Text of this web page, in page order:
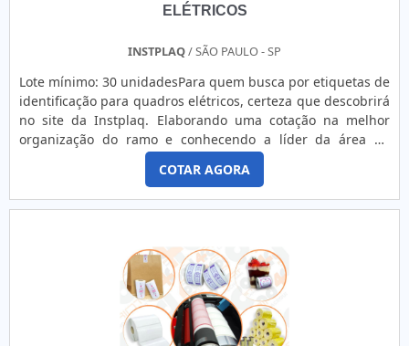
ELÉTRICOS
INSTPLAQ/ SÃO PAULO - SP
Lote mínimo: 30 unidadesPara quem busca por etiquetas de
identificação para quadros elétricos, certeza que descobrirá
no site da Instplaq. Elaborando uma cotação na melhor
organização do ramo e conhecendo a líder da área de
atuação.Quando o interesse é por etiquetas de identificação
para quadros elétricos, com a Instplaq encontramos
excelente custo-benefício com pagamento acessível.SOBRE
ETIQUETAS DE IDENTIFICAÇÃO PARA QUADROS ELÉTRICOS...
COTAR AGORA